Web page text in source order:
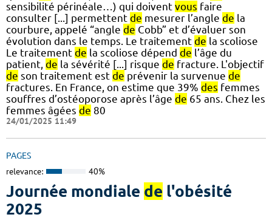
sensibilité périnéale…) qui doivent vous faire
consulter [...] permettent de mesurer l’angle de la
courbure, appelé “angle de Cobb” et d’évaluer son
évolution dans le temps. Le traitement de la scoliose
Le traitement de la scoliose dépend de l’âge du
patient, de la sévérité [...] risque de fracture. L'objectif
de son traitement est de prévenir la survenue de
fractures. En France, on estime que 39% des femmes
souffres d’ostéoporose après l’âge de 65 ans. Chez les
femmes âgées de 80
24/01/2025 11:49
PAGES
relevance: 40%
Journée mondiale de l'obésité
2025